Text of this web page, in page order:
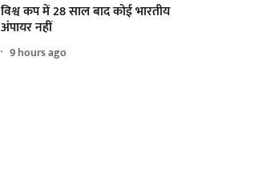
विश्व कप में 28 साल बाद कोई भारतीय
अंपायर नहीं
9 hours ago